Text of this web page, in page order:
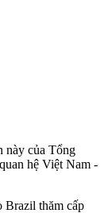
này của Tổng
hệ Việt Nam -
Brazil thăm cấp